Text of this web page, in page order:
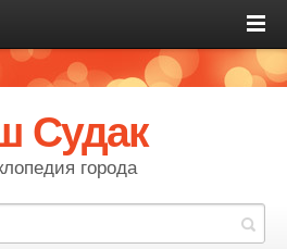
Судак
города